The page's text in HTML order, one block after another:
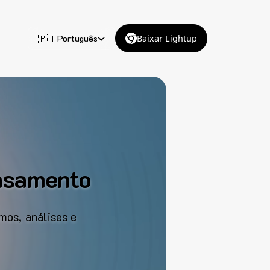
🇵🇹Português Baixar Lightup
análises e